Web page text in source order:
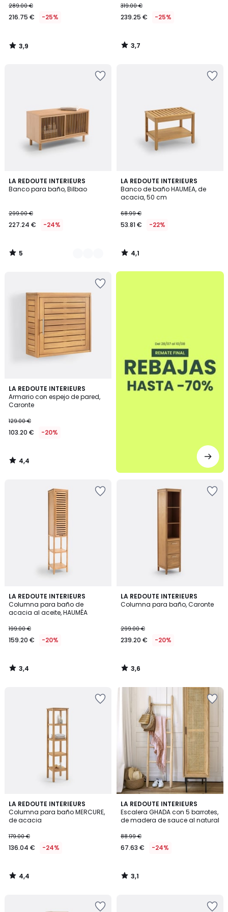
€
en
de
289.00
289.00 €
216.75 € -25%
3,9
/
319.00 €
239.25 € -25%
3,7
/
LA REDOUTE INTERIEURS
Banco para baño, Bilbao
299.00 €
227.24 € -24%
5
/
2
Colores
5
/
LA REDOUTE INTERIEURS
Banco de baño HAUMEA, de
acacia, 50 cm
68.99 €
53.81 € -22%
4,1
/ 5
4,1
/
LA REDOUTE INTERIEURS
Armario con espejo de pared,
Caronte
129.00 €
103.20 € -20%
4,4
/ 5
4,4
/
.
LA REDOUTE INTERIEURS
Columna para baño de
acacia al aceite, HAUMÉA
199.00 €
159.20 € -20%
3,4
/ 5
3,4
/
LA REDOUTE INTERIEURS
Columna para baño, Caronte
299.00 €
239.20 € -20%
3,6
/ 5
3,6
/
LA REDOUTE INTERIEURS
Columna para baño MERCURE,
de acacia
179.00 €
136.04 € -24%
4,4
/ 5
4,4
/
LA REDOUTE INTERIEURS
Escalera GHADA con 5 barrotes,
de madera de sauce al natural
88.99 €
67.63 € -24%
3,1
/
5
3,1
/